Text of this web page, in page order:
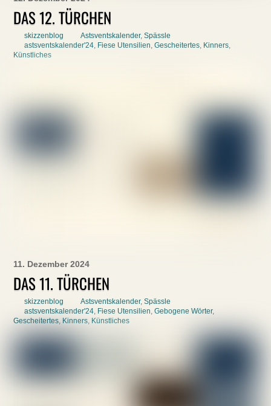
DAS 12. TÜRCHEN
skizzenblog Astsventskalender,Spässle
astsventskalender'24, Fiese Utensilien,Gescheitertes, Kinners,
Künstliches
11. Dezember 2024
DAS 11. TÜRCHEN
skizzenblog Astsventskalender,Spässle
astsventskalender'24 Fiese Utensilien ,Gebogene Wörter,
Gescheitertes Kinners Künstliches